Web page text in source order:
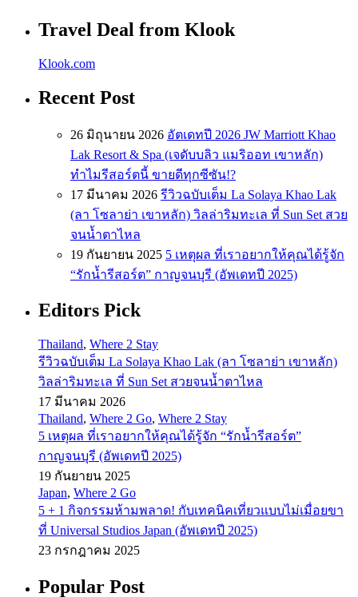
Travel Deal from Klook
Klook.com
Recent Post
26 มิถุนายน 2026 อัตเดทปี 2026 JW Marriott Khao
Lak Resort & Spa (เจดับบลิว แมริออท เขาหลัก)
ทำไมรีสอร์ตนี้ ขายดีทุกซีซัน!?
17 มีนาคม 2026 รีวิวฉบับเต็ม La Solaya Khao Lak
(ลา โซลาย่า เขาหลัก) วิลล่าริมทะเล ที่ Sun Set สวย
จนน้ำตาไหล
19 กันยายน 2025 5 เหตุผล ที่เราอยากให้คุณได้รู้จัก
“รักน้ำรีสอร์ต” กาญจนบุรี (อัพเดทปี 2025)
Editors Pick
Thailand, Where 2 Stay
รีวิวฉบับเต็ม La Solaya Khao Lak (ลา โซลาย่า เขาหลัก)
วิลล่าริมทะเล ที่ Sun Set สวยจนน้ำตาไหล
17 มีนาคม 2026
Thailand, Where 2 Go, Where 2 Stay
5 เหตุผล ที่เราอยากให้คุณได้รู้จัก “รักน้ำรีสอร์ต”
กาญจนบุรี (อัพเดทปี 2025)
19 กันยายน 2025
Japan, Where 2 Go
5 + 1 กิจกรรมห้ามพลาด! กับเทคนิคเที่ยวแบบไม่เมื่อยขา
ที่ Universal Studios Japan (อัพเดทปี 2025)
23 กรกฎาคม 2025
Popular Post